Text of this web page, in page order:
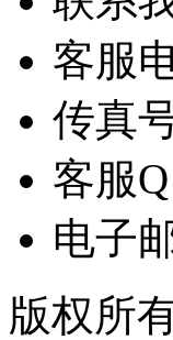
客服
传真
客服
电子
版权所